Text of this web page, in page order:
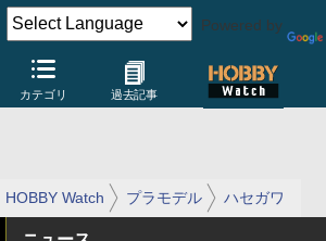
Powered by
カテゴリ 過去記事
HOBBY Watch プラモデル ハセガワ